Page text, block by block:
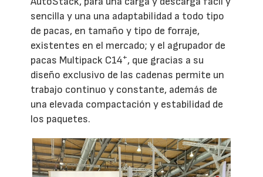
sencilla y una una adaptabilidad a todo tipo
de pacas, en tamaño y tipo de forraje,
existentes en el mercado; y el agrupador de
pacas Multipack C14+, que gracias a su
diseño exclusivo de las cadenas permite un
trabajo continuo y constante, además de
una elevada compactación y estabilidad de
los paquetes.